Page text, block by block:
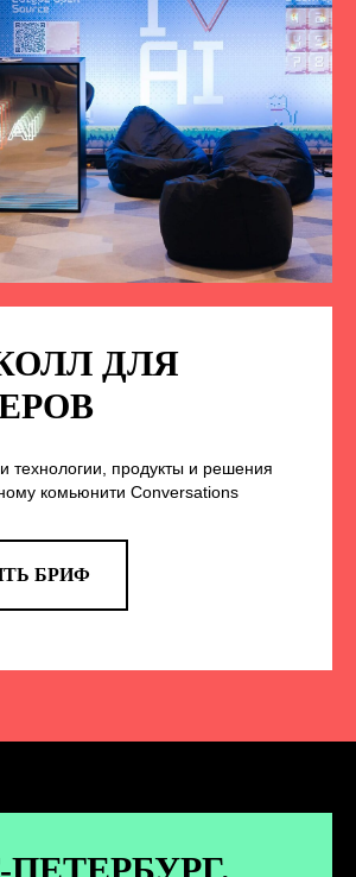
ДЛЯ
технологии, продукты и решения
комьюнити Conversations
БРИФ
и другие